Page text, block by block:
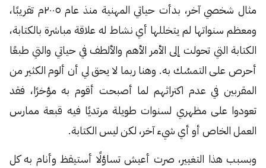
مثال شخصي آخر، بدأت حياتي المهنية منذ عام ٢٠٠٥م تقريبًا،
ومعظم سنواتها لم يتخللها أي نشاط له علاقة مباشرة بالكتابة،
الكتابة التي تحولت إلى الأمر الأهم والألطف في حياتي والتي طبعًا
أحرص على التمسُك به. وهنا ربما لا يحق لي أن ألوم الكثير من
المقربين في عدم اكتراثهم لما أصبحت أقوم به مؤخرًا، فقد
تعودوا على مظهري لسنوات طويلة مرتديًا فيه قبعة ممارس
العمل الخاص أو أي شيء آخر، لكن ليس الكتابة.
وبسبب هذا التغيير، صرت أعيش تساؤلًا أستيقظ وأنام به كل